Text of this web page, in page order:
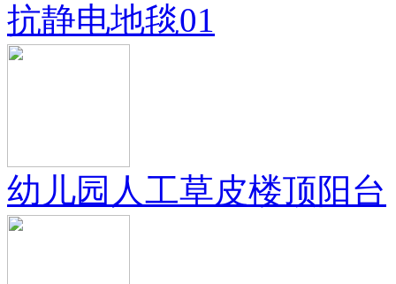
抗静电地毯01
幼儿园人工草皮楼顶阳台